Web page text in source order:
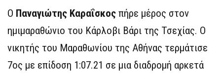
Ο Παναγιώτης Καραΐσκος πήρε μέρος στον
ημιμαραθώνιο του Κάρλοβι Βάρι της Τσεχίας. Ο
νικητής του Μαραθωνίου της Αθήνας τερμάτισε
7ος με επίδοση 1:07.21 σε μια διαδρομή αρκετά